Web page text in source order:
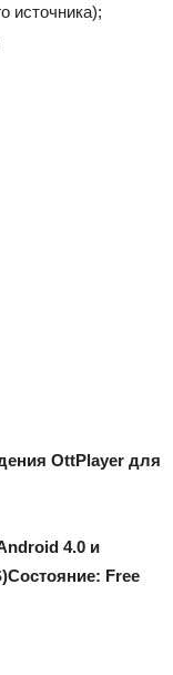
источника);
OttPlayer для
4.0 и
Состояние: Free